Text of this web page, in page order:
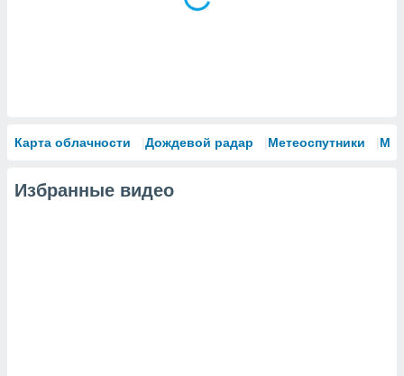
Карта облачности Дождевой радар Метеоспутники
Избранные видео